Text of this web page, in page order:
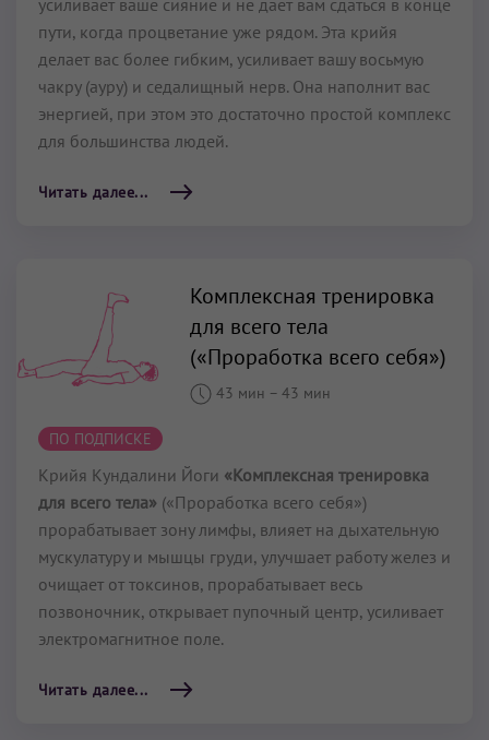
пути, когда процветание уже рядом. Эта крийя
делает вас более гибким, усиливает вашу восьмую
чакру (ауру) и седалищный нерв. Она наполнит вас
энергией, при этом это достаточно простой комплекс
для большинства людей.
Читать далее...
Комплексная тренировка
для всего тела
(«Проработка всего себя»)
43 мин –43 мин
ПО ПОДПИСКЕ
Крийя Кундалини Йоги «Комплексная тренировка
для всего тела» («Проработка всего себя»)
прорабатывает зону лимфы, влияет на дыхательную
мускулатуру и мышцы груди, улучшает работу желез и
очищает от токсинов, прорабатывает весь
позвоночник, открывает пупочный центр, усиливает
электромагнитное поле.
Читать далее...